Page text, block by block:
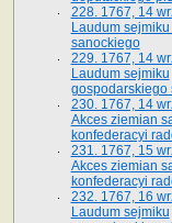
228. 1767, 14
Laudum
sanockiego
229. 1767, 14
Laudum sejmiku
gospodarskiego
230. 1767, 14
Akces ziemian
konfederacyi
231. 1767, 15
Akces ziemian
konfederacyi
232. 1767, 16
Laudum sejmiku